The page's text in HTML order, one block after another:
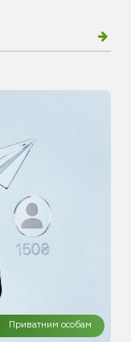
Приватним особам